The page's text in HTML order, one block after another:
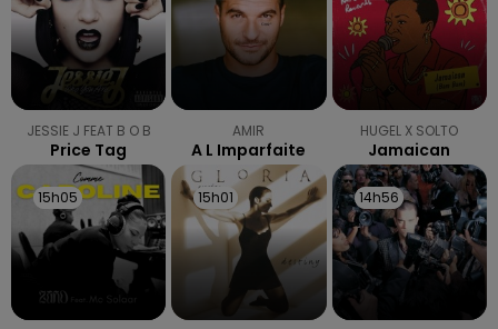
JESSIE J FEAT B O B
Price Tag
AMIR
A L Imparfaite
HUGEL X SOLTO
Jamaican
15h05
15h05 15h01
15h01 14h56
14h56